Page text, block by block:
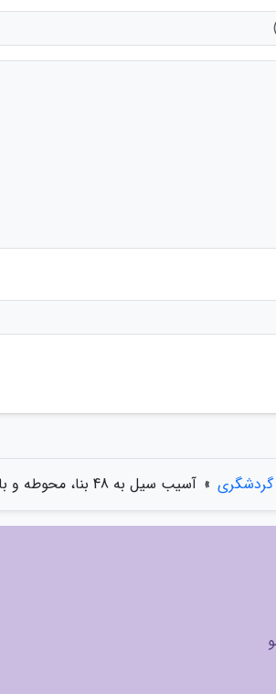
گردشگری » آسیب سیل به 48 بنا، محوطه و بافت تاریخی مازندران، مرمت بناهای آسیب دیده شروع شد